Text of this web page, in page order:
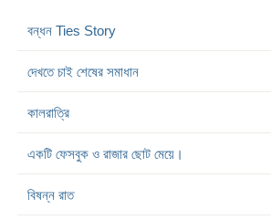
বন্ধন Ties Story
দেখতে চাই শেষের সমাধান
কালরাত্রি
একটি ফেসবুক ও রাজার ছোট মেয়ে।
বিষন্ন রাত